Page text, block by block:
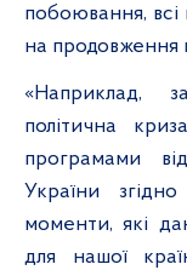
побоювання, всі
на продовження
«Наприклад,
політична
програмами
України
моменти, які
для нашої